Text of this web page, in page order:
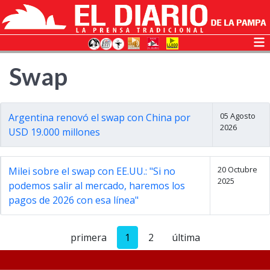
Swap
Argentina renovó el swap con China por
USD 19.000 millones
05 Agosto
2026
Milei sobre el swap con EE.UU.: "Si no
podemos salir al mercado, haremos los
pagos de 2026 con esa línea"
20 Octubre
2025
primera 1 2 última